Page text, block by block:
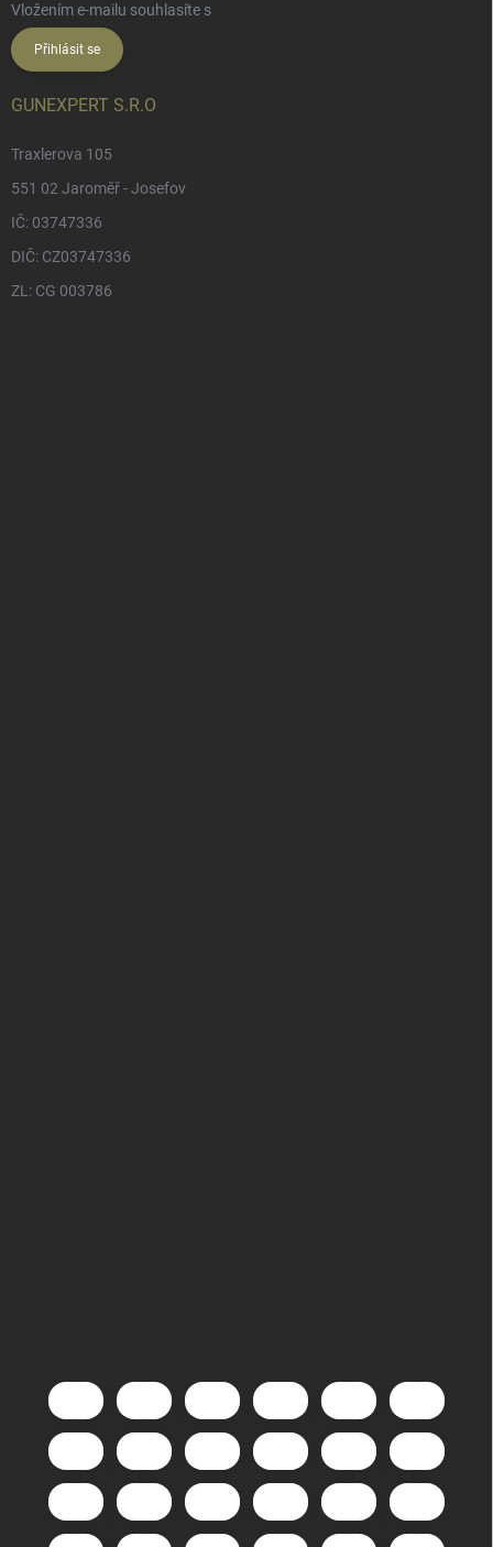
Vložením e-mailu souhlasíte s
Přihlásit se
GUNEXPERT S.R.O
Traxlerova 105
551 02 Jaroměř - Josefov
IČ: 03747336
DIČ: CZ03747336
ZL: CG 003786